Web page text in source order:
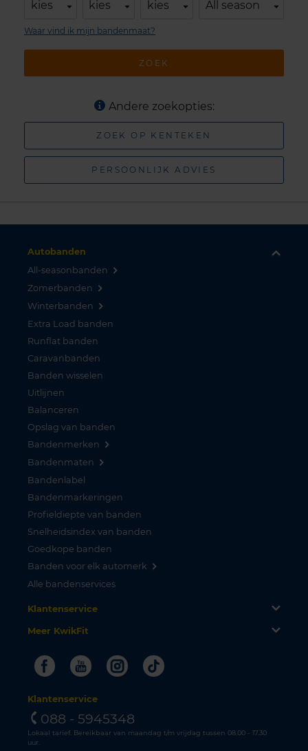
kies kies kies All season
ZOEK
Waar vind ik mijn bandenmaat?
Andere zoekopties:
ZOEK OP KENTEKEN
PERSOONLIJK ADVIES
Autobanden
All-seasonbanden
Zomerbanden
Winterbanden
Extra Load banden
Runflat banden
Caravanbanden
Banden wisselen
Uitlijnen
Balanceren
Opslag van banden
Bandenmerken
Bandenmaten
Bandenlabel
Bandenmarkeringen
Profieldiepte van banden
Snelheidsindex van banden
Goedkope banden
Banden voor elk automerk
Alle bandenservices
Klantenservice
Meer KwikFit
FacebookYoutubeInstagram
Tiktok
Klantenservice
088 - 5945348
Lokaal tarief. Bereikbaar van maandag t/m vrijdag tussen 08.00 - 17.30
uur.